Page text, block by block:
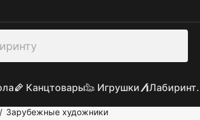
Канцтовары Игрушки
/ Зарубежные художники